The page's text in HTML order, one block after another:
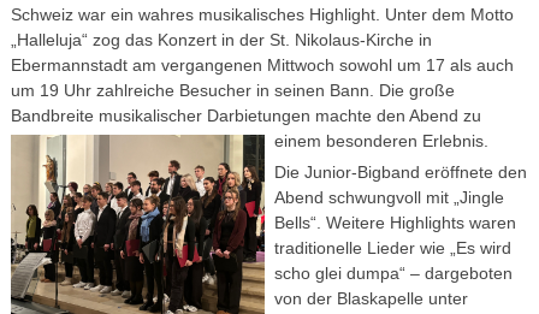
Schweiz war ein wahres musikalisches Highlight. Unter dem Motto
„Halleluja“ zog das Konzert in der St. Nikolaus-Kirche in
Ebermannstadt am vergangenen Mittwoch sowohl um 17 als auch
um 19 Uhr zahlreiche Besucher in seinen Bann. Die große
Bandbreite musikalischer Darbietungen machte den Abend zu
einem besonderen Erlebnis.
Die Junior-Bigband eröffnete den
Abend schwungvoll mit „Jingle
Bells“. Weitere Highlights waren
traditionelle Lieder wie „Es wird
scho glei dumpa“ – dargeboten
von der Blaskapelle unter